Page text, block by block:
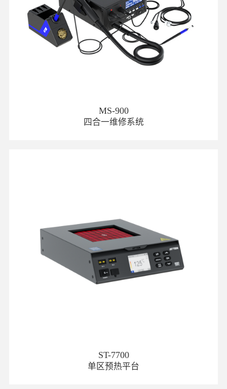
MS-900
四合一维修系统
ST-7700
单区预热平台